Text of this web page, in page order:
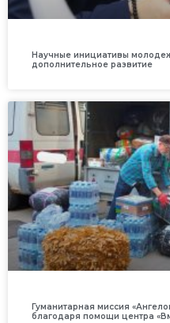
Научные инициативы
дополнительное развитие
Гуманитарная миссия
благодаря помощи центра